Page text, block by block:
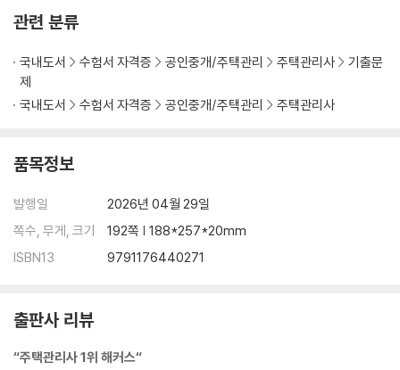
관련 분류
국내도서 수험서 자격증 공인중개/주택관리 주택관리사
기출문
제
국내도서
수험서 자격증 공인중개/주택관리 주택관리사
품목정보
발행일
2026년 04월 29일
쪽수, 무게, 크기
192쪽 | 188*257*20mm
ISBN13
9791176440271
출판사 리뷰
“주택관리사 1위 해커스“